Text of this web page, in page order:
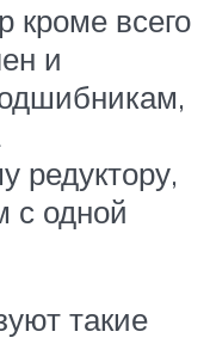
кроме всего
и
редуктору,
с одной
такие